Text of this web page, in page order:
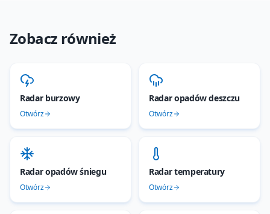
Zobacz również
Radar burzowy
Otwórz
Radar opadów deszczu
Otwórz
Radar opadów śniegu
Otwórz
Radar temperatury
Otwórz